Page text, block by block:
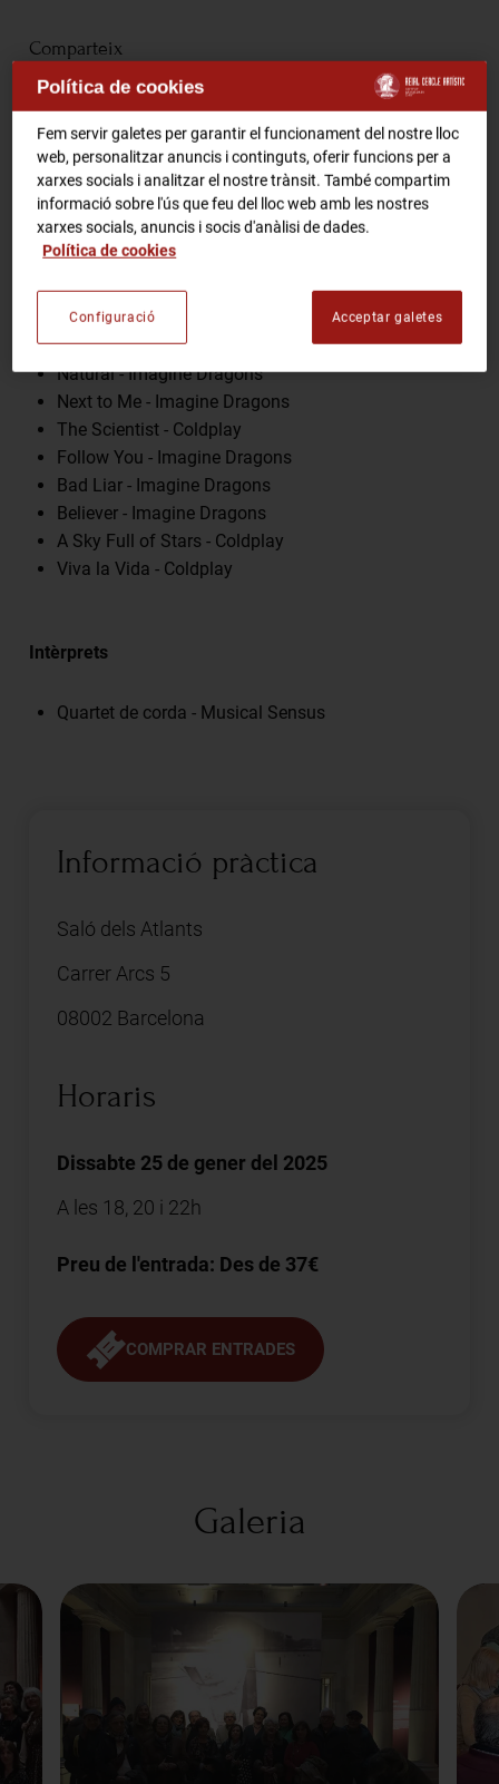
RCA Radio
RCA TV
RCA TEATRE
Gastronomic Experience 360º
Entrades Esdeveniments
Comparteix
Programa
Clocks - Coldplay
Something Just Like This - Coldplay
Radioactive - Imagine Dragons
Adventure of a Lifetime - Coldplay
Fix You - Coldplay
Natural - Imagine Dragons
Next to Me - Imagine Dragons
The Scientist - Coldplay
Follow You - Imagine Dragons
Bad Liar - Imagine Dragons
Believer - Imagine Dragons
A Sky Full of Stars - Coldplay
Viva la Vida - Coldplay
Intèrprets
Quartet de corda - Musical Sensus
Informació pràctica
Saló dels Atlants
Carrer Arcs 5
08002 Barcelona
Horaris
Dissabte 25 de gener del 2025
A les 18, 20 i 22h
Preu de l'entrada: Des de 37€
COMPRAR ENTRADES
Galeria
Política de cookies
Fem servir galetes per garantir el funcionament del nostre lloc
web, personalitzar anuncis i continguts, oferir funcions per a
xarxes socials i analitzar el nostre trànsit. També compartim
informació sobre l'ús que feu del lloc web amb les nostres
xarxes socials, anuncis i socis d'anàlisi de dades.
Política de cookies
Acceptar galetes
Configuració